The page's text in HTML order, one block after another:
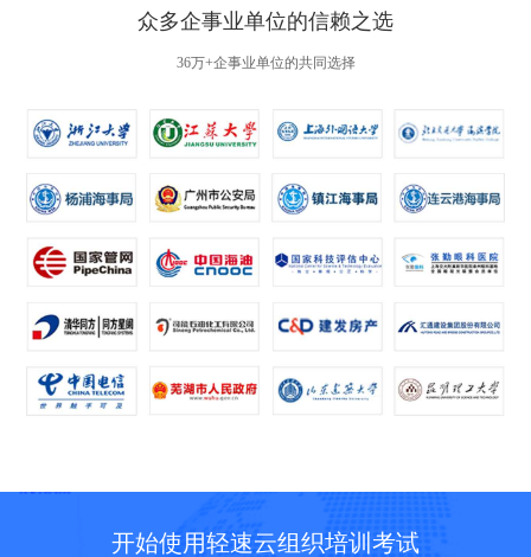
众多企事业单位的信赖之选
36万+企事业单位的共同选择
开始使用轻速云组织培训考试